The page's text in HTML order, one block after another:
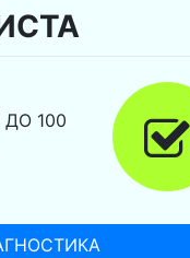
100